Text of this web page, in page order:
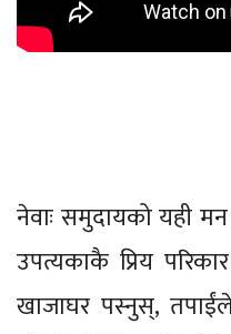
नेवाः समुदायको यही
उपत्यकाकै प्रिय
खाजाघर पस्नुस्,